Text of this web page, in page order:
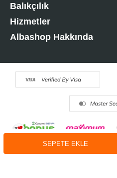
SEPETE EKLE
Balıkçılık
Hizmetler
Albashop Hakkında